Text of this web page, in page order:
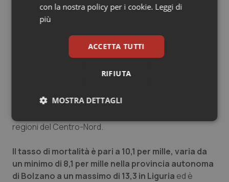
alcune eccezioni, il numero dei decessi è in linea con
quello degli anni precedenti, registrando solo due
tutte le ripartizioni, con un decremento più
(-5,6%). Nelle regioni del Nord-ovest il 2015 aveva
regioni del Centro-Nord.
Il tasso di mortalità è pari a 10,1 per mille, varia da
un minimo di 8,1 per mille nella provincia autonoma
di Bolzano a un massimo di 13,3 in Liguria ed è
con la nostra policy per i cookie. Leggi di
più
ACCETTA TUTTI
RIFIUTA
MOSTRA DETTAGLI
Necessari Statistici Marketing